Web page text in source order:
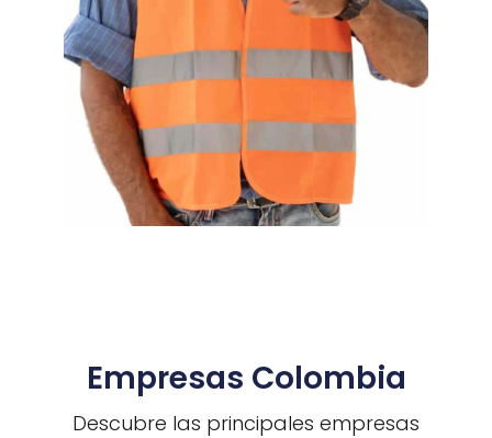
Empresas Colombia
Descubre las principales empresas